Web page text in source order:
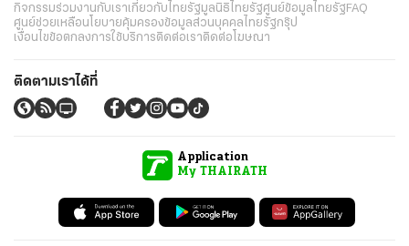
กิจกรรมร่วมงานกับเราเกี่ยวกับไทยรัฐมูลนิธิไทยรัฐศูนย์ข้อมูลไทยรัฐFAQ
ศูนย์ช่วยเหลือนโยบายคุ้มครองข้อมูลส่วนบุคคลไทยรัฐกรุ๊ป
เงื่อนไขข้อตกลงการใช้บริการติดต่อเราติดต่อโฆษณา
ติดตามเราได้ที่
Application
My THAIRATH